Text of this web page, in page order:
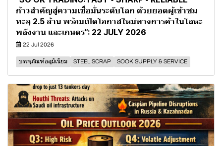
ก้าวสำคัญสู่ความเชื่อมั่นระดับโลก ด้วยยอดผู้เข้าชม
ทะลุ 2.5 ล้าน พร้อมเปิดโอกาสใหม่ทางการค้าในโลหะ
พลังงาน และเกษตร”: 22 JULY 2026
22 Jul 2026
บรรจุภัณฑ์อลูมิเนียม STEEL SCRAP SOOK SUPPLY & SERVICE